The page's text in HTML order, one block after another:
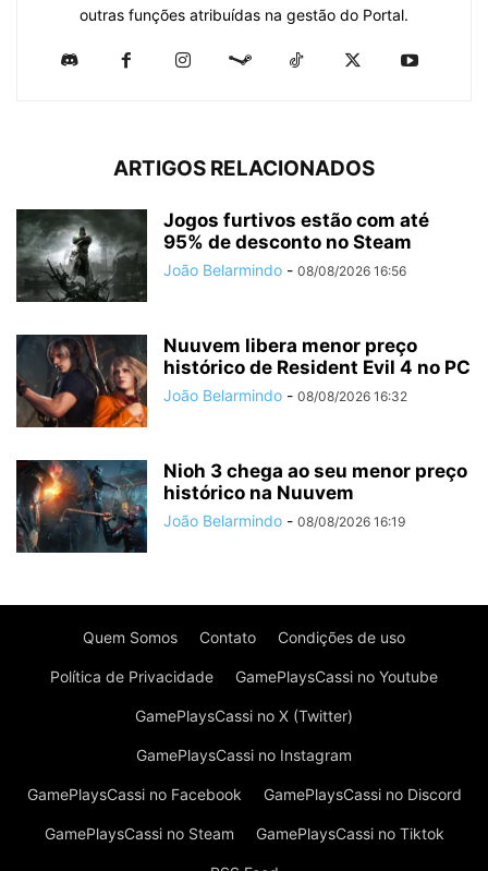
outras funções atribuídas na gestão do Portal.
ARTIGOS RELACIONADOS
Jogos furtivos estão com até
95% de desconto no Steam
João Belarmindo - 08/08/2026 16:56
Nuuvem libera menor preço
histórico de Resident Evil 4 no PC
João Belarmindo - 08/08/2026 16:32
Nioh 3 chega ao seu menor preço
histórico na Nuuvem
João Belarmindo - 08/08/2026 16:19
Quem Somos Contato Condições de uso
Política de Privacidade GamePlaysCassi no Youtube
GamePlaysCassi no X (Twitter)
GamePlaysCassi no Instagram
GamePlaysCassi no Facebook GamePlaysCassi no Discord
GamePlaysCassi no Steam GamePlaysCassi no Tiktok